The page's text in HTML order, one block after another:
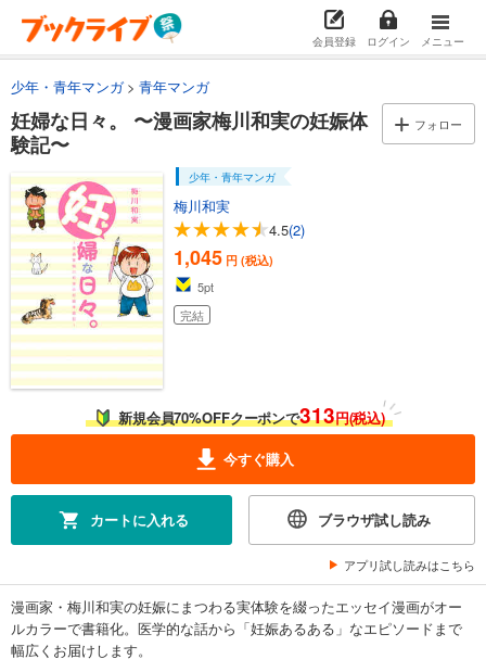
会員登録 ログイン メニュー
少年・青年マンガ 青年マンガ
妊婦な日々。 〜漫画家梅川和実の妊娠体
験記〜
フォロー
少年・青年マンガ
梅川和実
4.5(2)
1,045 円 (税込)
5pt
完結
新規会員70%OFFクーポンで313円(税込)
今すぐ購入
カートに入れる ブラウザ試し読み
アプリ試し読みはこちら
漫画家・梅川和実の妊娠にまつわる実体験を綴ったエッセイ漫画がオー
ルカラーで書籍化。医学的な話から「妊娠あるある」なエピソードまで
幅広くお届けします。